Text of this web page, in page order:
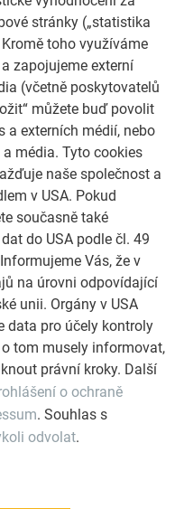
stránky („statistika
toho využíváme
zapojujeme externí
(včetně poskytovatelů
můžete buď povolit
a externích médií, nebo
média. Tyto cookies
naše společnost a
v USA. Pokud
současně také
do USA podle čl. 49
Vás, že v
na úrovni odpovídající
unii. Orgány v USA
data pro účely kontroly
tom musely informovat,
právní kroky. Další
o ochraně
. Souhlas s
odvolat.
MNOHO
konceptů zásadní roli.
střechou,
, která dominuje
ovlivňují tak celkový
které pomalu mění své
který se téměř
ani balkon. „Je to
určitý trend, ale měly
bylo zásadní zajistit, aby
už daný trend není, jak
na nadčasový vkus. To
sama. Dvojice kritizuje
Polsku. „Neexistuje
staví příliš rychle.
svou profesi vášnivě